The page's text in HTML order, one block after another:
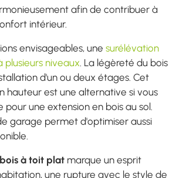
afin de contribuer à
intérieur.
envisageables, une surélévation
plusieurs niveaux. La légèreté du bois
d'un ou deux étages. Cet
hauteur est une alternative si vous
une extension en bois au sol.
garage permet d'optimiser aussi
à toit plat marque un esprit
une rupture avec le style de